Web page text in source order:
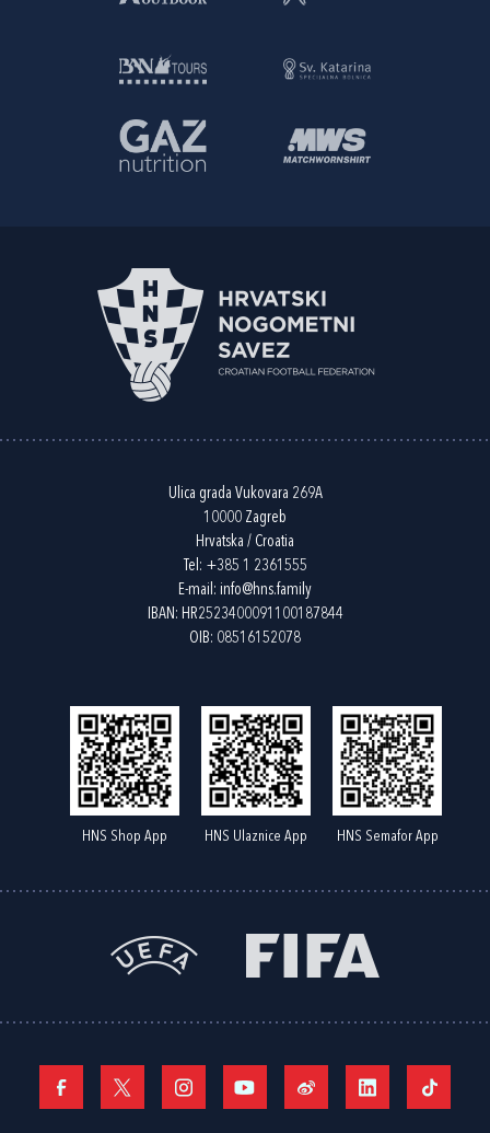
Ulica grada Vukovara 269A
10000 Zagreb
Hrvatska / Croatia
Tel: +385 1 2361555
E-mail: info@hns.family
IBAN: HR2523400091100187844
OIB: 08516152078
HNS Shop App HNS Ulaznice App HNS Semafor App